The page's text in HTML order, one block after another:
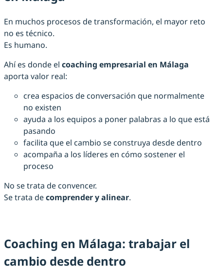
En muchos procesos de transformación, el mayor reto
no es técnico.
Es humano.
Ahí es donde el coaching empresarial en Málaga
aporta valor real:
crea espacios de conversación que normalmente
no existen
ayuda a los equipos a poner palabras a lo que está
pasando
facilita que el cambio se construya desde dentro
acompaña a los líderes en cómo sostener el
proceso
No se trata de convencer.
Se trata decomprender y alinear.
Coaching en Málaga: trabajar el
cambio desde dentro